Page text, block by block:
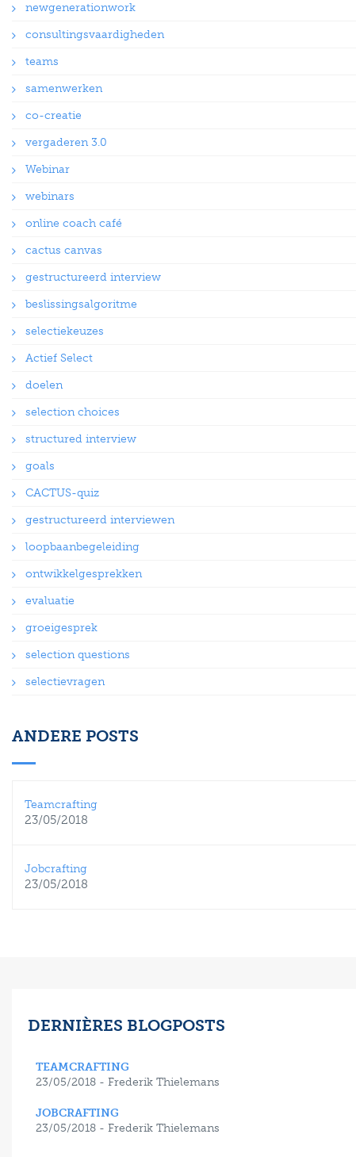
newgenerationwork
consultingsvaardigheden
teams
samenwerken
co-creatie
vergaderen 3.0
Webinar
webinars
online coach café
cactus canvas
gestructureerd interview
beslissingsalgoritme
selectiekeuzes
Actief Select
doelen
selection choices
structured interview
goals
CACTUS-quiz
gestructureerd interviewen
loopbaanbegeleiding
ontwikkelgesprekken
evaluatie
groeigesprek
selection questions
selectievragen
ANDERE POSTS
Teamcrafting
23/05/2018
Jobcrafting
23/05/2018
DERNIÈRES BLOGPOSTS
TEAMCRAFTING
23/05/2018 - Frederik Thielemans
JOBCRAFTING
23/05/2018 - Frederik Thielemans